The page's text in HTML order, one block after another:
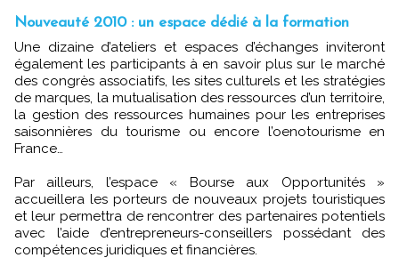
Nouveauté 2010 : un espace dédié à la formation
Une dizaine d’ateliers et espaces d’échanges inviteront
également les participants à en savoir plus sur le marché
des congrès associatifs, les sites culturels et les stratégies
de marques, la mutualisation des ressources d’un territoire,
la gestion des ressources humaines pour les entreprises
saisonnières du tourisme ou encore l’oenotourisme en
France…
Par ailleurs, l’espace « Bourse aux Opportunités »
accueillera les porteurs de nouveaux projets touristiques
et leur permettra de rencontrer des partenaires potentiels
avec l’aide d’entrepreneurs-conseillers possédant des
compétences juridiques et financières.